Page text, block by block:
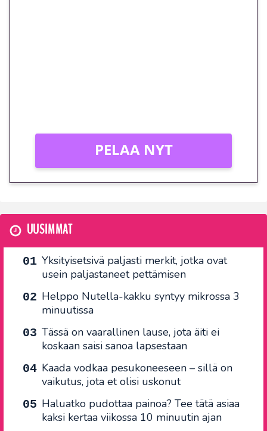
PELAA NYT
UUSIMMAT
Yksityisetsivä paljasti merkit, jotka ovat
usein paljastaneet pettämisen
Helppo Nutella-kakku syntyy mikrossa 3
minuutissa
Tässä on vaarallinen lause, jota äiti ei
koskaan saisi sanoa lapsestaan
Kaada vodkaa pesukoneeseen – sillä on
vaikutus, jota et olisi uskonut
Haluatko pudottaa painoa? Tee tätä asiaa
kaksi kertaa viikossa 10 minuutin ajan